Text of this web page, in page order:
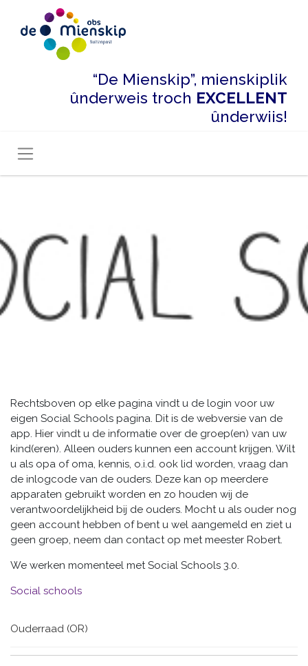
“De Mienskip”, mienskiplik
ûnderweis troch EXCELLENT
ûnderwiis!
Toggle navigation
Rechtsboven op elke pagina vindt u de login voor uw
eigen Social Schools pagina. Dit is de webversie van de
app. Hier vindt u de informatie over de groep(en) van uw
kind(eren). Alleen ouders kunnen een account krijgen. Wilt
u als opa of oma, kennis, o.i.d. ook lid worden, vraag dan
de inlogcode van de ouders. Deze kan op meerdere
apparaten gebruikt worden en zo houden wij de
verantwoordelijkheid bij de ouders. Mocht u als ouder nog
geen account hebben of bent u wel aangemeld en ziet u
geen groep, neem dan contact op met meester Robert.
We werken momenteel met Social Schools 3.0.
Social schools
Ouderraad (OR)